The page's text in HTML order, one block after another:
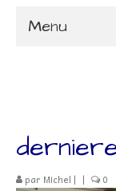
Menu
Espace
par Michel | | 0